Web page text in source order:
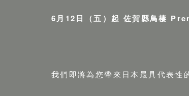
6月12日（五）起 佐賀縣鳥棲
我們即將為您帶來日本最具代表